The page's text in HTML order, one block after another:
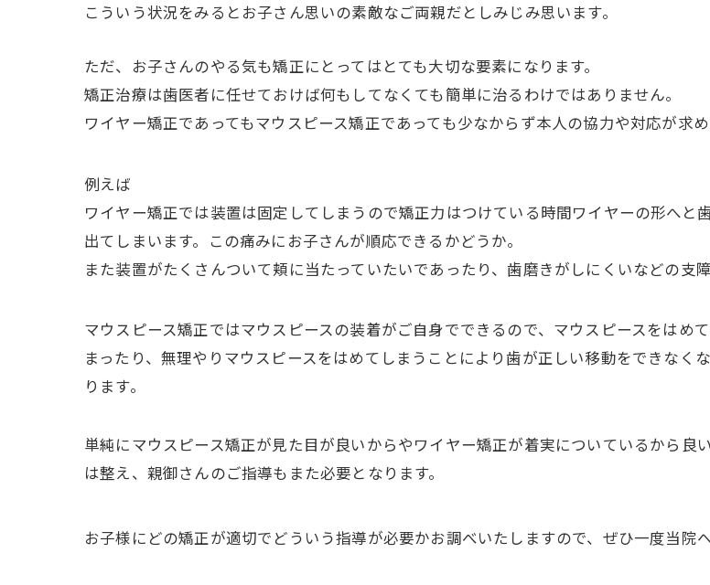
こういう状況をみるとお子さん思いの素敵なご両親だとしみじみ思います。
ただ、お子さんのやる気も矯正にとってはとても大切な要素になります。
矯正治療は歯医者に任せておけば何もしてなくても簡単に治るわけではありません。
ワイヤー矯正であってもマウスピース矯正であっても少なからず本人の協力や対応が求め
例えば
ワイヤー矯正では装置は固定してしまうので矯正力はつけている時間ワイヤーの形へ
出てしまいます。この痛みにお子さんが順応できるかどうか。
また装置がたくさんついて頬に当たっていたいであったり、歯磨きがしにくいなどの支障
マウスピース矯正ではマウスピースの装着がご自身でできるので、マウスピースをはめ
まったり、無理やりマウスピースをはめてしまうことにより歯が正しい移動をできな
ります。
単純にマウスピース矯正が見た目が良いからやワイヤー矯正が着実についているから
は整え、親御さんのご指導もまた必要となります。
お子様にどの矯正が適切でどういう指導が必要かお調べいたしますので、ぜひ一度当院